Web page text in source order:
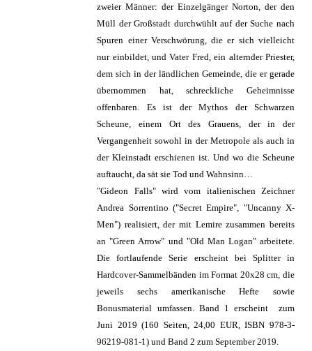
zweier Männer: der Einzelgänger Norton, der den
Müll der Großstadt durchwühlt auf der Suche nach
Spuren einer Verschwörung, die er sich vielleicht
nur einbildet, und Vater Fred, ein alternder Priester,
dem sich in der ländlichen Gemeinde, die er gerade
übernommen hat, schreckliche Geheimnisse
offenbaren. Es ist der Mythos der Schwarzen
Scheune, einem Ort des Grauens, der in der
Vergangenheit sowohl in der Metropole als auch in
der Kleinstadt erschienen ist. Und wo die Scheune
auftaucht, da sät sie Tod und Wahnsinn…
"Gideon Falls" wird vom italienischen Zeichner
Andrea Sorrentino ("Secret Empire", "Uncanny X-
Men") realisiert, der mit Lemire zusammen bereits
an "Green Arrow" und "Old Man Logan" arbeitete.
Die fortlaufende Serie erscheint bei Splitter in
Hardcover-Sammelbänden im Format 20x28 cm, die
jeweils sechs amerikanische Hefte sowie
Bonusmaterial umfassen. Band 1 erscheint zum
Juni 2019 (160 Seiten, 24,00 EUR, ISBN 978-3-
96219-081-1) und Band 2 zum September 2019.